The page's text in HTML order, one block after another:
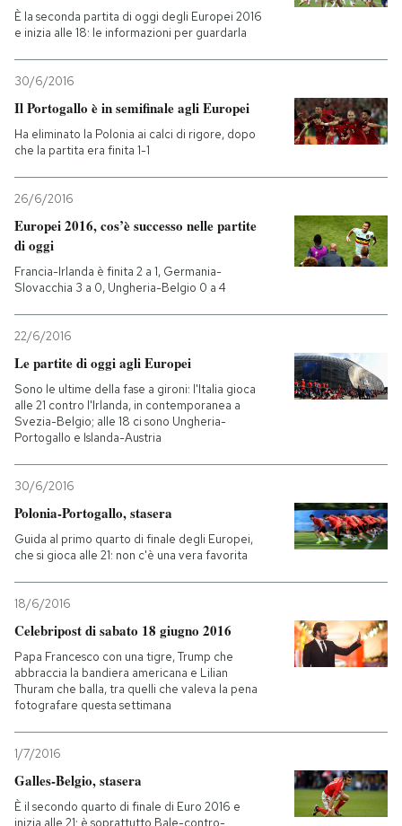
È la seconda partita di oggi degli Europei 2016
e inizia alle 18: le informazioni per guardarla
30/6/2016
Il Portogallo è in semifinale agli Europei
Ha eliminato la Polonia ai calci di rigore, dopo
che la partita era finita 1-1
26/6/2016
Europei 2016, cos’è successo nelle partite
di oggi
Francia-Irlanda è finita 2 a 1, Germania-
Slovacchia 3 a 0, Ungheria-Belgio 0 a 4
22/6/2016
Le partite di oggi agli Europei
Sono le ultime della fase a gironi: l'Italia gioca
alle 21 contro l'Irlanda, in contemporanea a
Svezia-Belgio; alle 18 ci sono Ungheria-
Portogallo e Islanda-Austria
30/6/2016
Polonia-Portogallo, stasera
Guida al primo quarto di finale degli Europei,
che si gioca alle 21: non c'è una vera favorita
18/6/2016
Celebripost di sabato 18 giugno 2016
Papa Francesco con una tigre, Trump che
abbraccia la bandiera americana e Lilian
Thuram che balla, tra quelli che valeva la pena
fotografare questa settimana
1/7/2016
Galles-Belgio, stasera
È il secondo quarto di finale di Euro 2016 e
inizia alle 21: è soprattutto Bale-contro-